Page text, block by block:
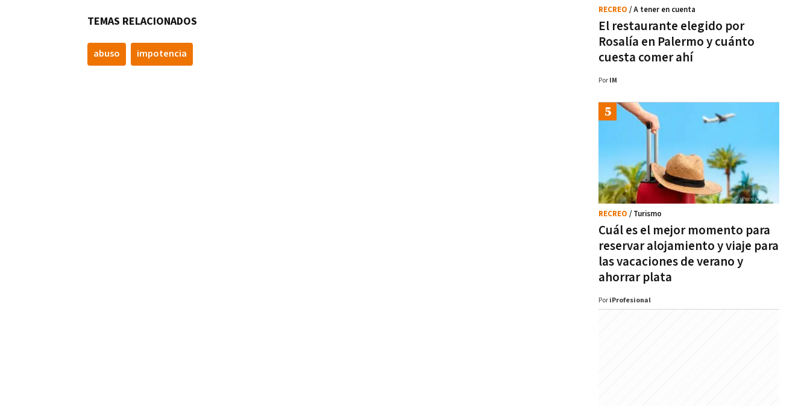
TEMAS RELACIONADOS
abuso impotencia
El restaurante elegido por
Rosalía en Palermo y cuánto
cuesta comer ahí
RECREO / A tener en cuenta
Por IM
Cuál es el mejor momento para
reservar alojamiento y viaje para
las vacaciones de verano y
ahorrar plata
RECREO / Turismo
Por iProfesional